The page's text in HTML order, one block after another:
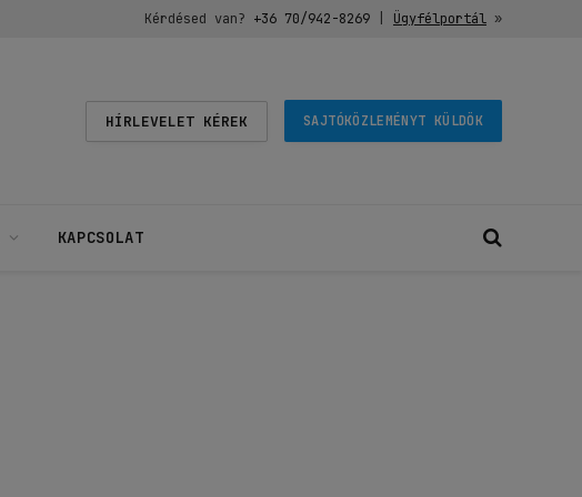
Kérdésed van? +36 70/942-8269| Ügyfélportál»
HÍRLEVELET KÉREK SAJTÓKÖZLEMÉNYT KÜLDÖK
KAPCSOLAT